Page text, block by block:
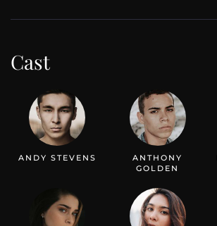
Cast
ANDY STEVENS
ANTHONY
GOLDEN